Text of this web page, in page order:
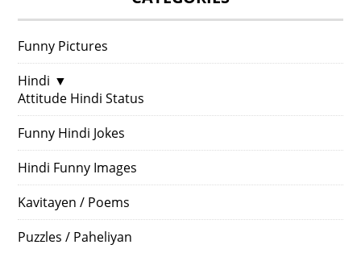
Funny Pictures
Hindi ▼
Attitude Hindi Status
Funny Hindi Jokes
Hindi Funny Images
Kavitayen / Poems
Puzzles / Paheliyan